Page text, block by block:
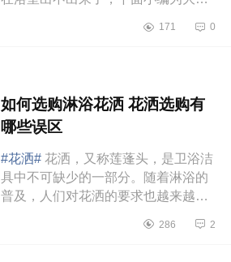
尔花洒好不好 除垢花洒是智商税
171 0
如何选购淋浴花洒 花洒选购有
哪些误区
#花洒# 花洒，又称莲蓬头，是卫浴洁
具中不可缺少的一部分。随着淋浴的
普及，人们对花洒的要求也越来越
差很大。那么，如何选择好的花洒？
286 2